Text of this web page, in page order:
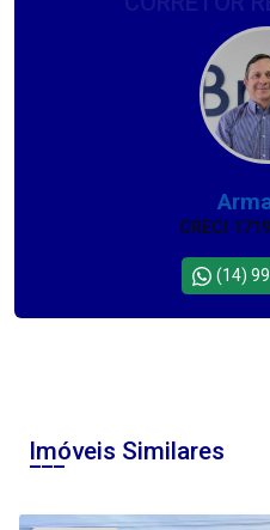
CRECI
(14)
Imóveis Similares